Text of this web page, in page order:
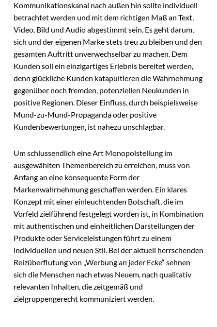
Kommunikationskanal nach außen hin sollte individuell
betrachtet werden und mit dem richtigen Maß an Text,
Video, Bild und Audio abgestimmt sein. Es geht darum,
sich und der eigenen Marke stets treu zu bleiben und den
gesamten Auftritt unverwechselbar zu machen. Dem
Kunden soll ein einzigartiges Erlebnis bereitet werden,
denn glückliche Kunden katapultieren die Wahrnehmung
gegenüber noch fremden, potenziellen Neukunden in
positive Regionen. Dieser Einfluss, durch beispielsweise
Mund-zu-Mund-Propaganda oder positive
Kundenbewertungen, ist nahezu unschlagbar.
Um schlussendlich eine Art Monopolstellung im
ausgewählten Themenbereich zu erreichen, muss von
Anfang an eine konsequente Form der
Markenwahrnehmung geschaffen werden. Ein klares
Konzept mit einer einleuchtenden Botschaft, die im
Vorfeld zielführend festgelegt worden ist, in Kombination
mit authentischen und einheitlichen Darstellungen der
Produkte oder Serviceleistungen führt zu einem
individuellen und neuen Stil. Bei der aktuell herrschenden
Reizüberflutung von „Werbung an jeder Ecke“ sehnen
sich die Menschen nach etwas Neuem, nach qualitativ
relevanten Inhalten, die zeitgemäß und
zielgruppengerecht kommuniziert werden.